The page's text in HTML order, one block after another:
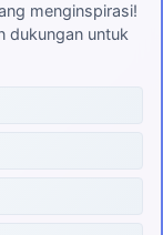
menginspirasi!
dukungan untuk